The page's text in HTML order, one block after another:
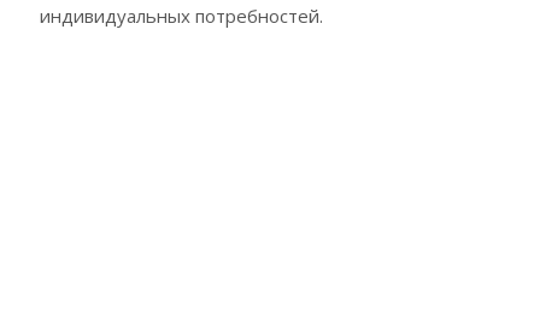
индивидуальных потребностей.